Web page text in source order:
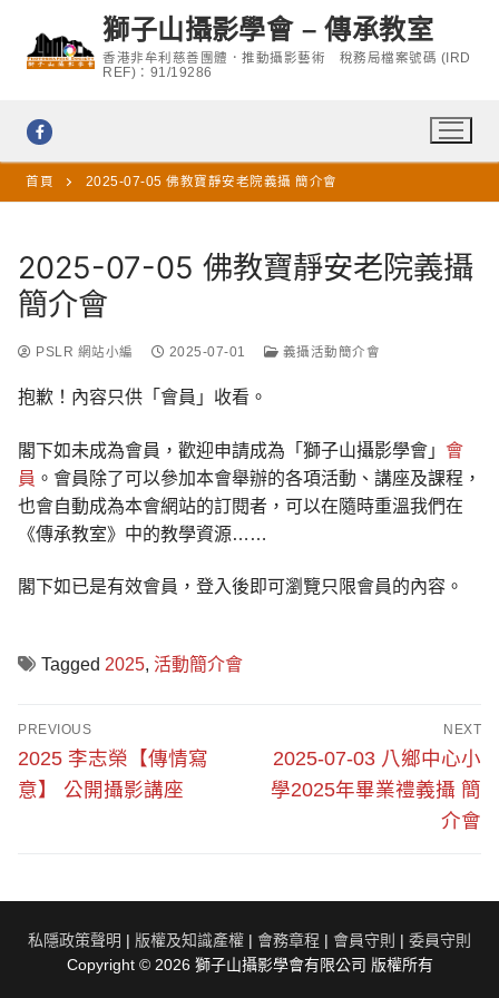
content
獅子山攝影學會 – 傳承教室
香港非牟利慈善團體．推動攝影藝術 稅務局檔案號碼 (IRD
REF)：91/19286
首頁 2025-07-05 佛教寶靜安老院義攝 簡介會
2025-07-05 佛教寶靜安老院義攝
簡介會
PSLR 網站小編 2025-07-01 義攝活動簡介會
抱歉！內容只供「會員」收看。
閣下如未成為會員，歡迎申請成為「獅子山攝影學會」 會
員 。會員除了可以參加本會舉辦的各項活動、講座及課程，
也會自動成為本會網站的訂閱者，可以在隨時重溫我們在
《傳承教室》中的教學資源……
閣下如已是有效會員，登入後即可瀏覽只限會員的內容。
Tagged 2025, 活動簡介會
文
章
導
PREVIOUS
Previous
post:
2025 李志榮【傳情寫
意】 公開攝影講座
NEXT
Next
post:
2025-07-03 八鄉中心小
學2025年畢業禮義攝 簡
介會
私隱政策聲明 | 版權及知識產權 | 會務章程 | 會員守則 | 委員守則
Copyright © 2026 獅子山攝影學會有限公司 版權所有